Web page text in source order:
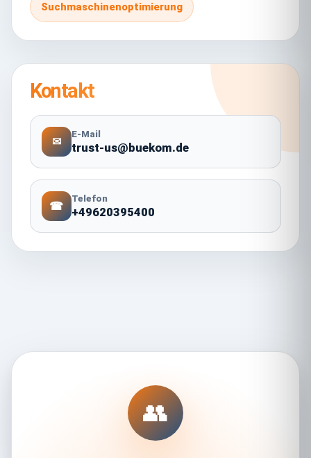
Suchmaschinenoptimierung
Kontakt
✉
E-Mail
trust-us@buekom.de
☎
Telefon
+49620395400
👥